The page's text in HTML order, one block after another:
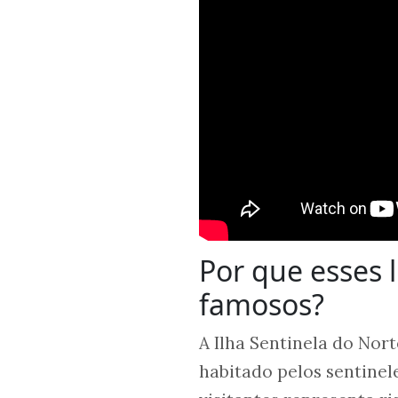
Por que
famosos?
A Ilha Sentinela do
habitado pelos